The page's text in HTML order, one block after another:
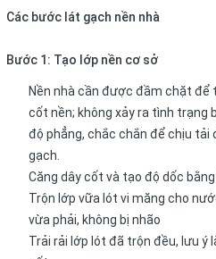
Các bước lát gạch nền nhà
Bước 1: Tạo lớp nền cơ sở
Nền nhà cần được đầm chặt để
cốt nền; không xảy ra tình trạng
độ phẳng, chắc chắn để chịu
gạch.
Căng dây cốt và tạo độ dốc
Trộn lớp vữa lót vi măng cho
vừa phải, không bị nhão
Trải rải lớp lót đã trộn đều, lưu ý